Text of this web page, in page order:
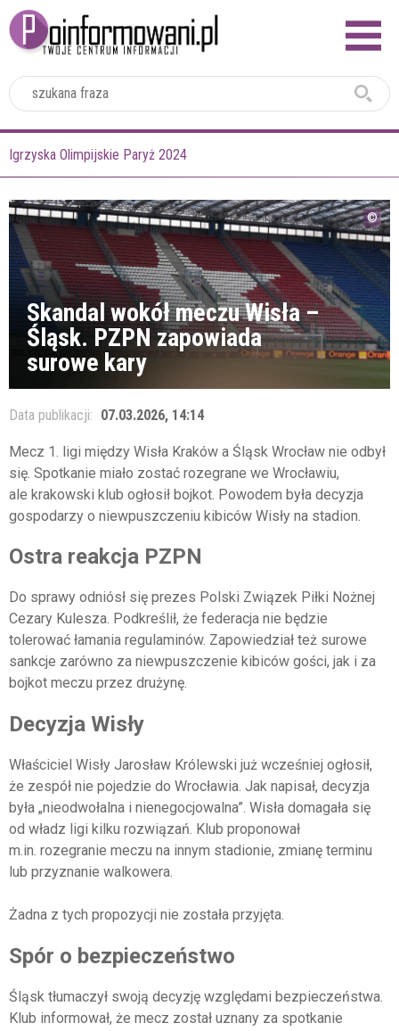
Igrzyska Olimpijskie Paryż 2024
Skandal wokół meczu Wisła –
Śląsk. PZPN zapowiada
surowe kary
Data publikacji: 07.03.2026, 14:14
Mecz 1. ligi między Wisła Kraków a Śląsk Wrocław nie odbył
się. Spotkanie miało zostać rozegrane we Wrocławiu,
ale krakowski klub ogłosił bojkot. Powodem była decyzja
gospodarzy o niewpuszczeniu kibiców Wisły na stadion.
Ostra reakcja PZPN
Do sprawy odniósł się prezes Polski Związek Piłki Nożnej
Cezary Kulesza. Podkreślił, że federacja nie będzie
tolerować łamania regulaminów. Zapowiedział też surowe
sankcje zarówno za niewpuszczenie kibiców gości, jak i za
bojkot meczu przez drużynę.
Decyzja Wisły
Właściciel Wisły Jarosław Królewski już wcześniej ogłosił,
że zespół nie pojedzie do Wrocławia. Jak napisał, decyzja
była „nieodwołalna i nienegocjowalna”. Wisła domagała się
od władz ligi kilku rozwiązań. Klub proponował
m.in. rozegranie meczu na innym stadionie, zmianę terminu
lub przyznanie walkowera.
Żadna z tych propozycji nie została przyjęta.
Spór o bezpieczeństwo
Śląsk tłumaczył swoją decyzję względami bezpieczeństwa.
Klub informował, że mecz został uznany za spotkanie